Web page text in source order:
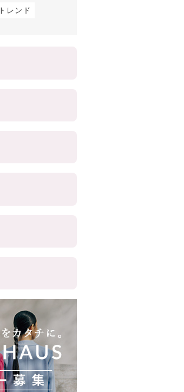
トレンド